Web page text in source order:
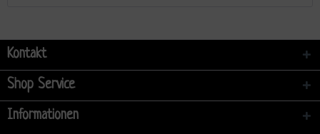
Kontakt
Shop Service
Informationen